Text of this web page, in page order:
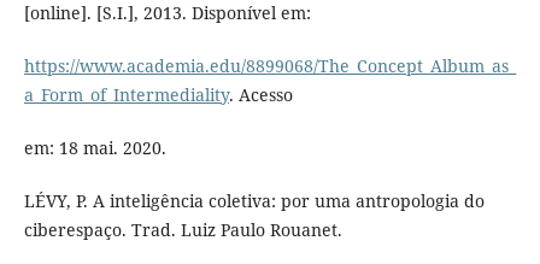
[online]. [S.I.], 2013. Disponível em:
https://www.academia.edu/8899068/The_Concept_Album_as_
a_Form_of_Intermediality. Acesso
em: 18 mai. 2020.
LÉVY, P. A inteligência coletiva: por uma antropologia do
ciberespaço. Trad. Luiz Paulo Rouanet.